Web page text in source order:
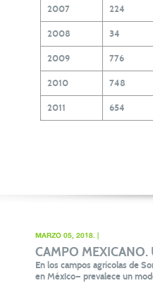
2007 224
2008 34
2009 776
2010 748
2011 654
MARZO 05, 2018. |
CAMPO
En los campos agrícolas de
en México— prevalece un